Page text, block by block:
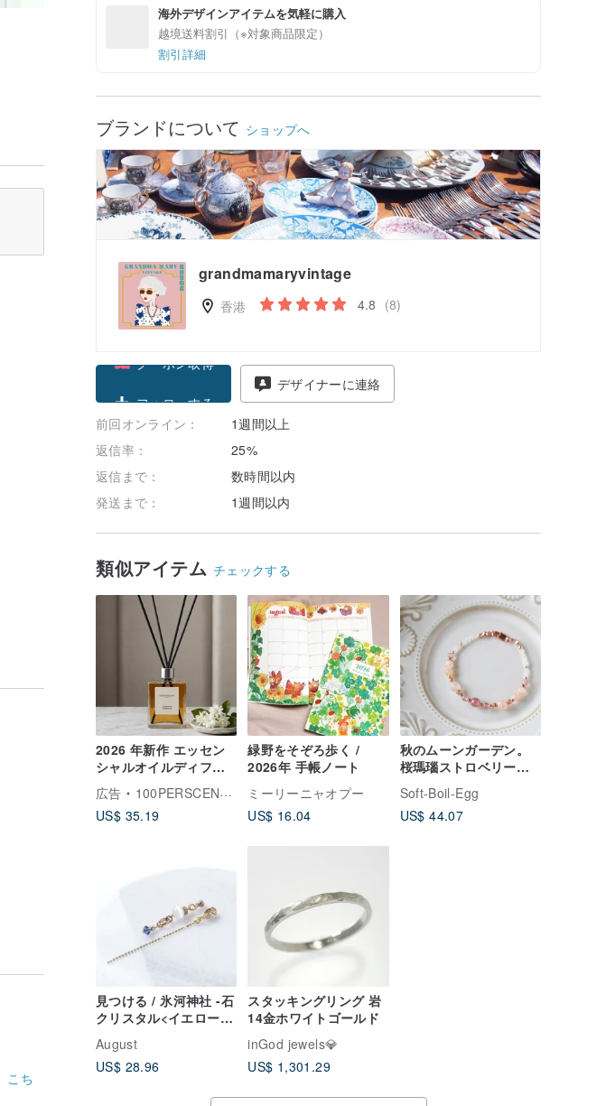
海外デザインアイテムを気軽に購入
越境送料割引（※対象商品限定）
割引詳細
ブランドについて ショップへ
grandmamaryvintage
香港 4.8 (8)
フォローする
デザイナーに連絡
前回オンライン：
1週間以上
返信率：
25%
返信まで：
数時間以内
発送まで：
1週間以内
類似アイテム チェックする
2026 年新作 エッセン
シャルオイルディフュ
ーザー 60ml 厳選され
た香りの数々 上質なホ
ームフレグランス
広告
100PERSCENT HEMEI
US$ 35.19
緑野をそぞろ歩く /
2026年 手帳ノート
ミーリーニャオプー
US$ 16.04
秋のムーンガーデン。
桜瑪瑙ストロベリーク
リスタル14Kローズゴー
ルド天然石クリスタル
ブレスレット
Soft-Boil-Egg
US$ 44.07
見つける / 氷河神社 -石
クリスタル<イエロー>
イヤリング
August
US$ 28.96
スタッキングリング 岩
14金ホワイトゴールド
inGod jewels💎
US$ 1,301.29
こち